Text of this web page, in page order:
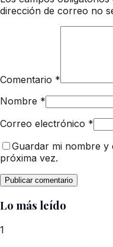
dirección de correo no
Comentario *
Nombre *
Correo electrónico *
Guardar mi nombre
próxima vez.
Lo más leído
1